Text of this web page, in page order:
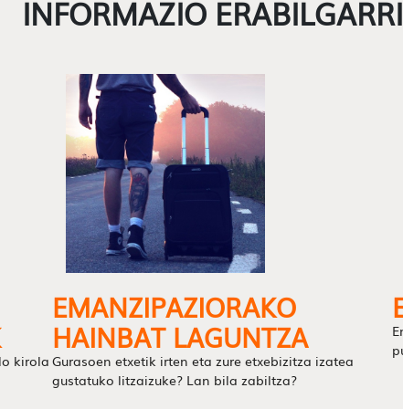
INFORMAZIO
kirola
EMANZIPAZIORAKO
HAINBAT LAGUNTZA
Gurasoen etxetik irten eta zure etxebizitza izatea
gustatuko litzaizuke? Lan bila zabiltza?